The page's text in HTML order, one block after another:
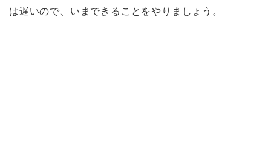
は遅いので、いまできることをやりましょう。